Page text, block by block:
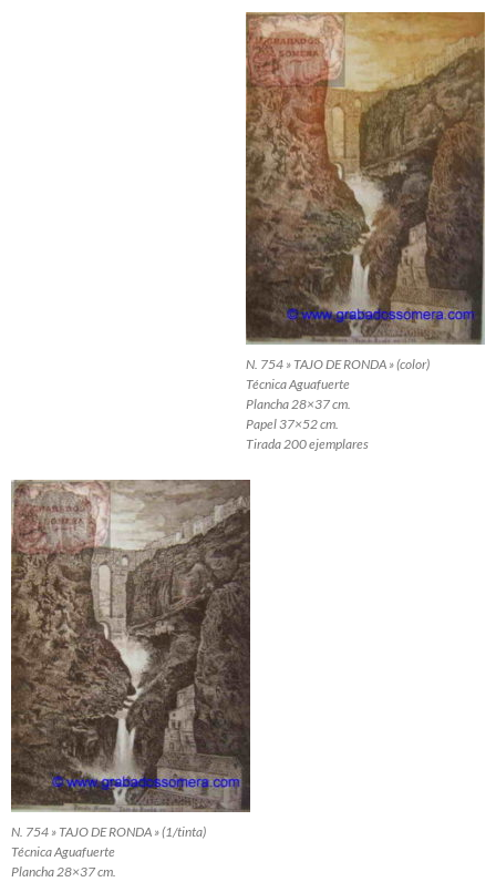
N. 754 » TAJO DE RONDA » (color)
Técnica Aguafuerte
Plancha 28×37 cm.
Papel 37×52 cm.
Tirada 200 ejemplares
N. 754 » TAJO DE RONDA » (1/tinta)
Técnica Aguafuerte
Plancha 28×37 cm.